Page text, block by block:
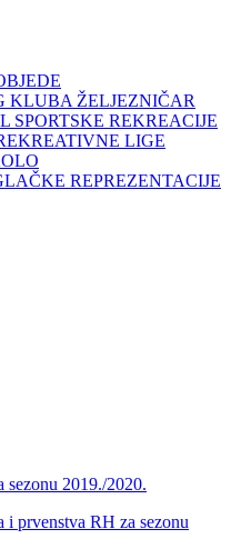
KLUBA ŽELJEZNIČAR
SPORTSKE REKREACIJE
LIGE
REPREZENTACIJE
2019./2020.
i prvenstva RH za sezonu